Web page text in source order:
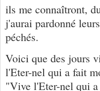
ils me connaîtront,
j'aurai pardonné
péchés.
Voici que des jours
l'Eter-nel qui a fait
"Vive l'Eter-nel qui